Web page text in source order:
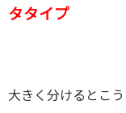
タタイプ
大きく分けるとこ